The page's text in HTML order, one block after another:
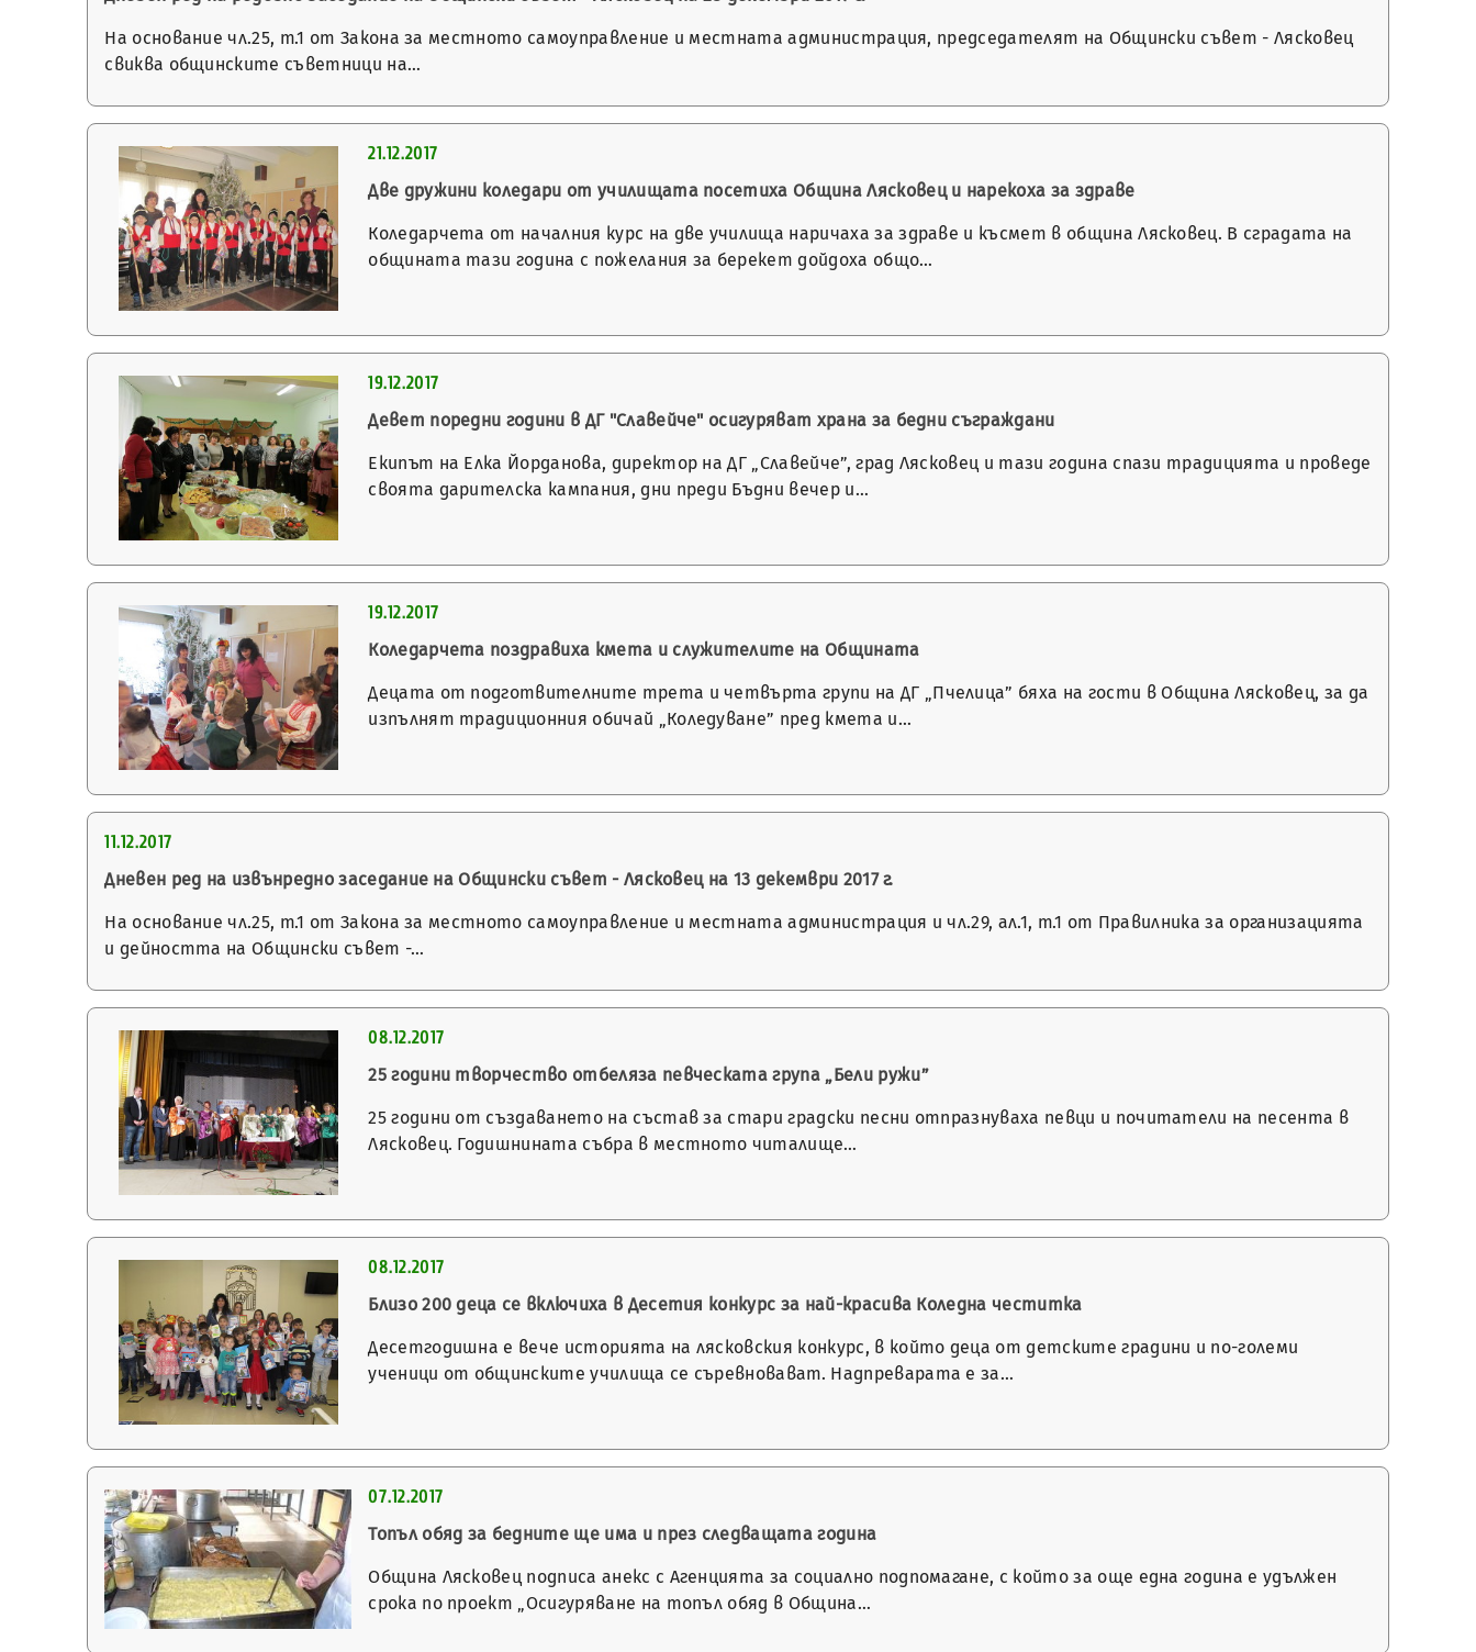
На основание чл.25, т.1 от Закона за местното самоуправление и местната администрация, председателят на Общински съвет - Лясковец
свиква общинските съветници на…
21.12.2017
Две дружини коледари от училищата посетиха Община Лясковец и нарекоха за здраве
Коледарчета от началния курс на две училища наричаха за здраве и късмет в община Лясковец. В сградата на
общината тази година с пожелания за берекет дойдоха общо…
19.12.2017
Девет поредни години в ДГ "Славейче" осигуряват храна за бедни съграждани
Екипът на Елка Йорданова, директор на ДГ „Славейче”, град Лясковец и тази година спази традицията и проведе
своята дарителска кампания, дни преди Бъдни вечер и…
19.12.2017
Коледарчета поздравиха кмета и служителите на Общината
Децата от подготвителните трета и четвърта групи на ДГ „Пчелица” бяха на гости в Община Лясковец, за да
изпълнят традиционния обичай „Коледуване” пред кмета и…
11.12.2017
Дневен ред на извънредно заседание на Общински съвет - Лясковец на 13 декември 2017 г.
На основание чл.25, т.1 от Закона за местното самоуправление и местната администрация и чл.29, ал.1, т.1 от Правилника за организацията
и дейността на Общински съвет -…
08.12.2017
25 години творчество отбеляза певческата група „Бели ружи”
25 години от създаването на състав за стари градски песни отпразнуваха певци и почитатели на песента в
Лясковец. Годишнината събра в местното читалище…
08.12.2017
Близо 200 деца се включиха в Десетия конкурс за най-красива Коледна честитка
Десетгодишна е вече историята на лясковския конкурс, в който деца от детските градини и по-големи
ученици от общинските училища се съревновават. Надпреварата е за…
07.12.2017
Топъл обяд за бедните ще има и през следващата година
Община Лясковец подписа анекс с Агенцията за социално подпомагане, с който за още една година е удължен
срока по проект „Осигуряване на топъл обяд в Община…